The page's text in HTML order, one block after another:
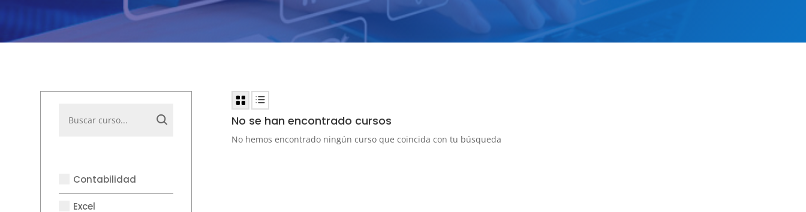
Contabilidad
Excel
No se han encontrado cursos
No hemos encontrado ningún curso que coincida con tu búsqueda